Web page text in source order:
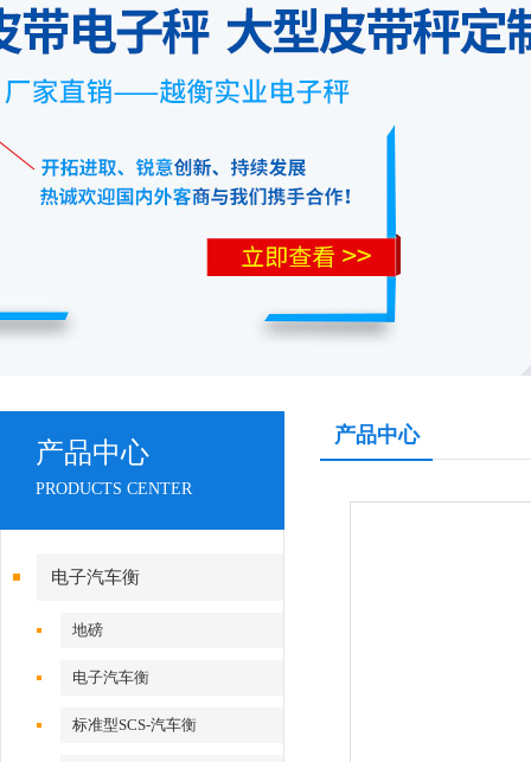
产品中心
PRODUCTS CENTER
电子汽车衡
地磅
电子汽车衡
标准型SCS-汽车衡
产品中心